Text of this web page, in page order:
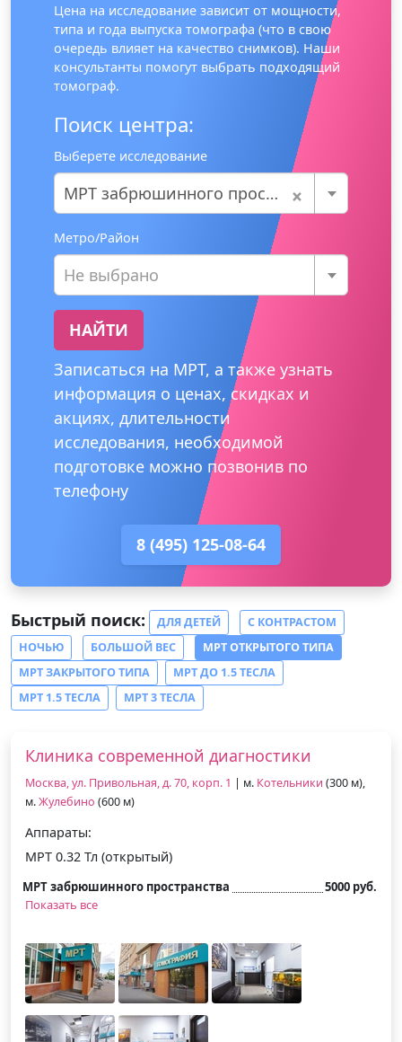
Цена на исследование зависит от мощности,
типа и года выпуска томографа (что в свою
очередь влияет на качество снимков). Наши
консультанты помогут выбрать подходящий
томограф.
Поиск центра:
Выберете исследование
×
МРТ забрюшинного пространства
Метро/Район
Не выбрано
НАЙТИ
Записаться на МРТ, а также узнать
информация о ценах, скидках и
акциях, длительности
исследования, необходимой
подготовке можно позвонив по
телефону
8 (495) 125-08-64
Быстрый поиск: ДЛЯ ДЕТЕЙ
С КОНТРАСТОМ
НОЧЬЮ
БОЛЬШОЙ ВЕС
МРТ ОТКРЫТОГО ТИПА
МРТ ЗАКРЫТОГО ТИПА
МРТ ДО 1.5 ТЕСЛА
МРТ 1.5 ТЕСЛА
МРТ 3 ТЕСЛА
Клиника современной диагностики
Москва, ул. Привольная, д. 70, корп. 1 | м. Котельники (300 м),
м.Жулебино (600 м)
Аппараты:
МРТ 0.32 Тл (открытый)
МРТ забрюшинного пространства
5000 руб.
Показать все